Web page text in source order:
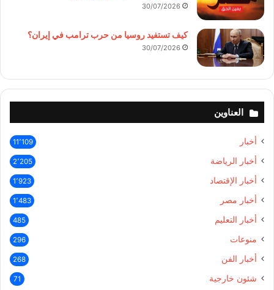
30/07/2026
كيف تستفيد روسيا من حرب ترامب في إيران؟
30/07/2026
العناوين
أخبار 11٬109
أخبار الرياضة 2٬205
أخبار الإقتصاد 1٬923
أخبار مصر 1٬483
أخبار التعليم 485
منوعات 296
أخبار الفن 268
شئون خارجية 71